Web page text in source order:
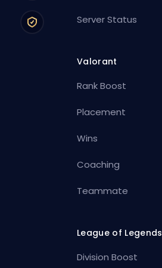
Server Status
Valorant
Rank Boost
Placement
Wins
Coaching
Teammate
League of Legends
Division Boost